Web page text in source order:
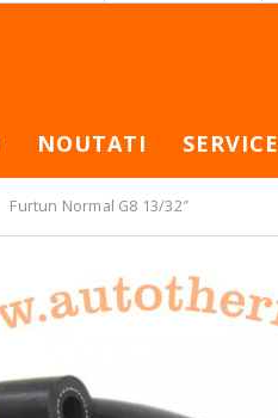
NOUTATI SERVICE
Furtun Normal G8 13/32″